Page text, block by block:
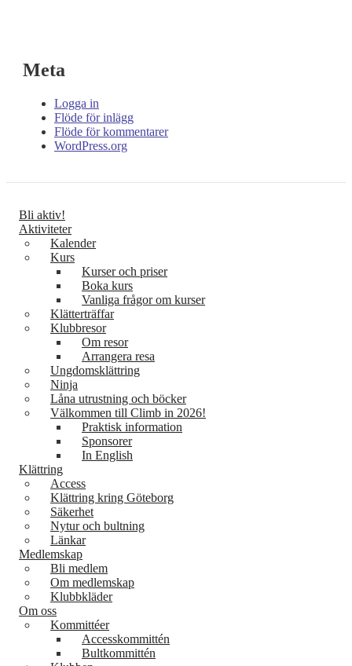
Meta
Logga in
Flöde för inlägg
Flöde för kommentarer
WordPress.org
Bli aktiv!
Aktiviteter
Kalender
Kurs
Kurser och priser
Boka kurs
Vanliga frågor om kurser
Klätterträffar
Klubbresor
Om resor
Arrangera resa
Ungdomsklättring
Ninja
Låna utrustning och böcker
Välkommen till Climb in 2026!
Praktisk information
Sponsorer
In English
Klättring
Access
Klättring kring Göteborg
Säkerhet
Nytur och bultning
Länkar
Medlemskap
Bli medlem
Om medlemskap
Klubbkläder
Om oss
Kommittéer
Accesskommittén
Bultkommittén